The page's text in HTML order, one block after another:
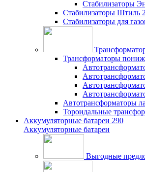
Стабилизаторы
Стабилизаторы Штиль
Стабилизаторы для
Трансформаторы
Автотрансформаторы
Тороидальные
Аккумуляторные батареи 290
Аккумуляторные батареи
Выгодные